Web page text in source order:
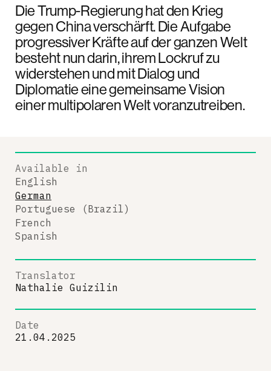
Die Trump-Regierung hat den Krieg
gegen China verschärft. Die Aufgabe
progressiver Kräfte auf der ganzen Welt
besteht nun darin, ihrem Lockruf zu
widerstehen und mit Dialog und
Diplomatie eine gemeinsame Vision
einer multipolaren Welt voranzutreiben.
Available in
English
German
Portuguese (Brazil)
French
Spanish
Translator
Nathalie Guizilin
Date
21.04.2025